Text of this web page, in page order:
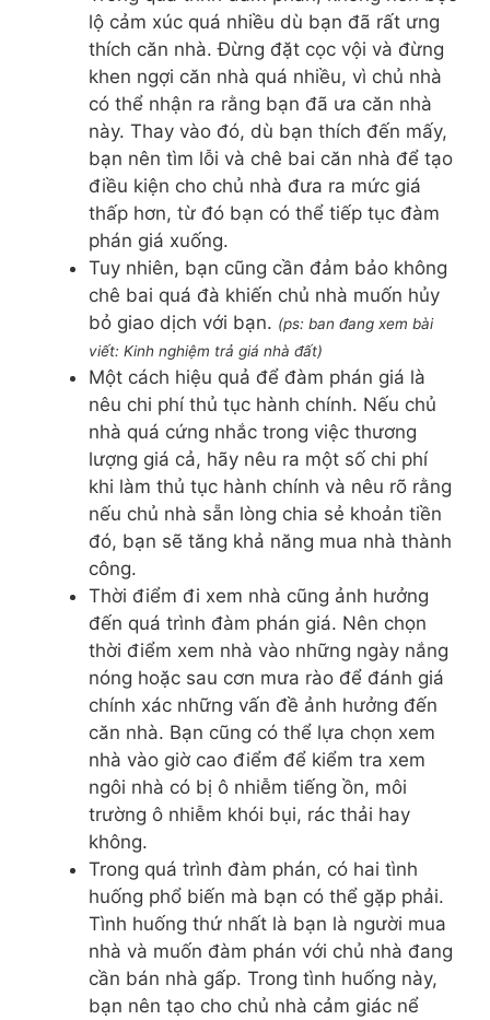
lộ cảm xúc quá nhiều dù bạn đã rất ưng
thích căn nhà. Đừng đặt cọc vội và đừng
khen ngợi căn nhà quá nhiều, vì chủ nhà
có thể nhận ra rằng bạn đã ưa căn nhà
này. Thay vào đó, dù bạn thích đến mấy,
bạn nên tìm lỗi và chê bai căn nhà để tạo
điều kiện cho chủ nhà đưa ra mức giá
thấp hơn, từ đó bạn có thể tiếp tục đàm
phán giá xuống.
Tuy nhiên, bạn cũng cần đảm bảo không
chê bai quá đà khiến chủ nhà muốn hủy
bỏ giao dịch với bạn. (ps: ban đang xem bài
viết: Kinh nghiệm trả giá nhà đất)
Một cách hiệu quả để đàm phán giá là
nêu chi phí thủ tục hành chính. Nếu chủ
nhà quá cứng nhắc trong việc thương
lượng giá cả, hãy nêu ra một số chi phí
khi làm thủ tục hành chính và nêu rõ rằng
nếu chủ nhà sẵn lòng chia sẻ khoản tiền
đó, bạn sẽ tăng khả năng mua nhà thành
công.
Thời điểm đi xem nhà cũng ảnh hưởng
đến quá trình đàm phán giá. Nên chọn
thời điểm xem nhà vào những ngày nắng
nóng hoặc sau cơn mưa rào để đánh giá
chính xác những vấn đề ảnh hưởng đến
căn nhà. Bạn cũng có thể lựa chọn xem
nhà vào giờ cao điểm để kiểm tra xem
ngôi nhà có bị ô nhiễm tiếng ồn, môi
trường ô nhiễm khói bụi, rác thải hay
không.
Trong quá trình đàm phán, có hai tình
huống phổ biến mà bạn có thể gặp phải.
Tình huống thứ nhất là bạn là người mua
nhà và muốn đàm phán với chủ nhà đang
cần bán nhà gấp. Trong tình huống này,
bạn nên tạo cho chủ nhà cảm giác nể